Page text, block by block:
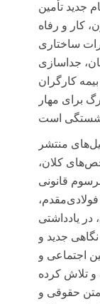
جدید تأمین
کار و رفاه
ساختاری
جداسازی
کارگران
برای مهار
منتشر
کلان،
قانونی
یادداشتی
جدید و
اجتماعی و
و تلاش کرده
متن حقوقی و